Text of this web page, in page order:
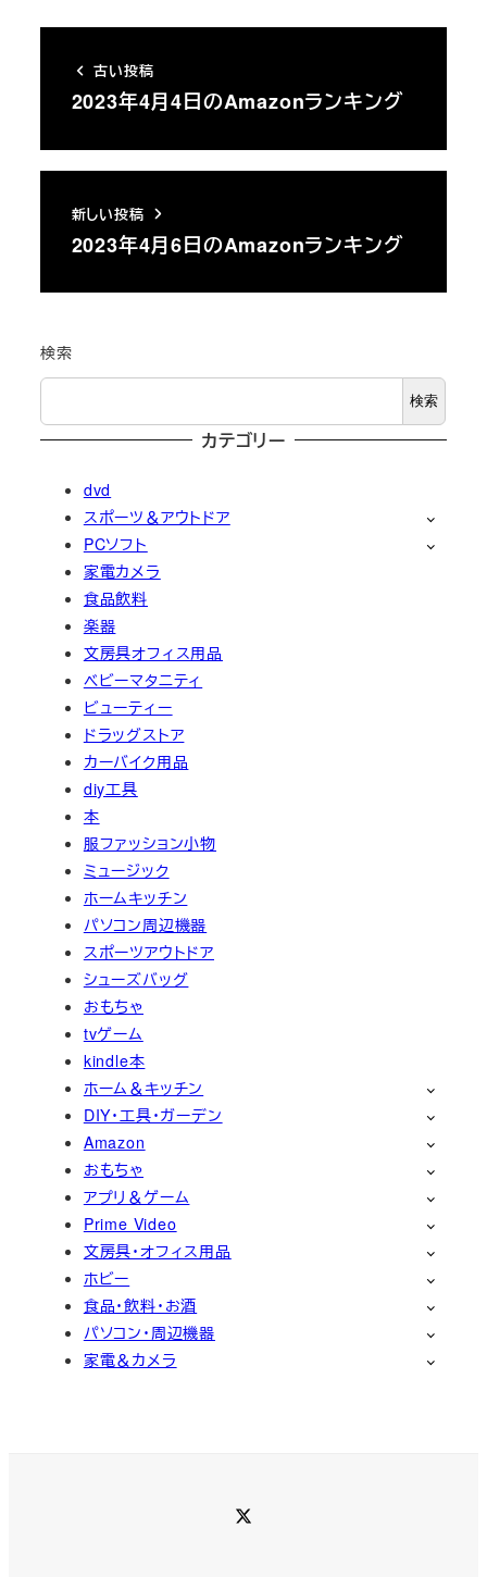
古い投稿
2023年4月4日のAmazonランキング
新しい投稿
2023年4月6日のAmazonランキング
検索
検索
カテゴリー
dvd
スポーツ＆アウトドア
PCソフト
家電カメラ
食品飲料
楽器
文房具オフィス用品
ベビーマタニティ
ビューティー
ドラッグストア
カーバイク用品
diy工具
本
服ファッション小物
ミュージック
ホームキッチン
パソコン周辺機器
スポーツアウトドア
シューズバッグ
おもちゃ
tvゲーム
kindle本
ホーム＆キッチン
DIY・工具・ガーデン
Amazon
おもちゃ
アプリ＆ゲーム
Prime Video
文房具・オフィス用品
ホビー
食品・飲料・お酒
パソコン・周辺機器
家電＆カメラ